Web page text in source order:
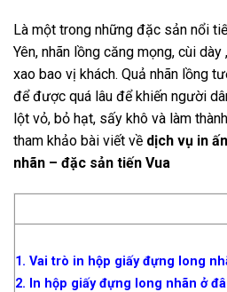
Là một trong những đặc sản nổi
Yên, nhãn lồng căng mọng, cùi
xao bao vị khách. Quả nhãn lồng
để được quá lâu để khiến người
lột vỏ, bỏ hạt, sấy khô và làm
tham khảo bài viết về dịch vụ in
nhãn – đặc sản tiến Vua
1. Vai trò in hộp giấy đựng long
2. In hộp giấy đựng long nhãn ở